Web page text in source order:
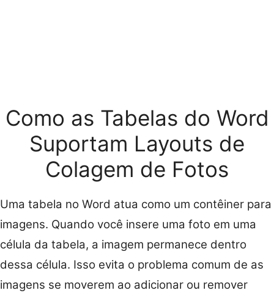
Como as Tabelas do Word
Suportam Layouts de
Colagem de Fotos
Uma tabela no Word atua como um contêiner para
imagens. Quando você insere uma foto em uma
célula da tabela, a imagem permanece dentro
dessa célula. Isso evita o problema comum de as
imagens se moverem ao adicionar ou remover